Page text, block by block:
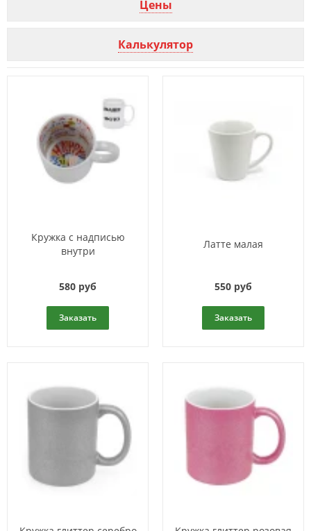
Цены
Калькулятор
Кружка с надписью
внутри
580 руб
Заказать
Латте малая
550 руб
Заказать